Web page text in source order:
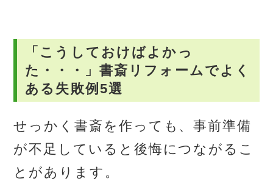
「こうしておけばよかっ
た・・・」書斎リフォームでよく
ある失敗例5選
せっかく書斎を作っても、事前準備
が不足していると後悔につながるこ
とがあります。